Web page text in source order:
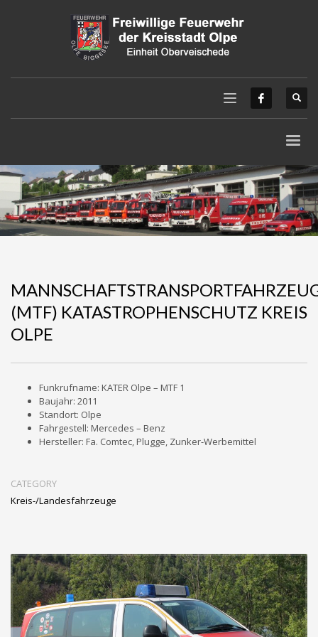
(MTF) KATASTROPHENSCHUTZ KREIS
OLPE
Funkrufname: KATER Olpe – MTF 1
Baujahr: 2011
Standort: Olpe
Fahrgestell: Mercedes – Benz
Hersteller: Fa. Comtec, Plugge, Zunker-Werbemittel
CATEGORY
Kreis-/Landesfahrzeuge